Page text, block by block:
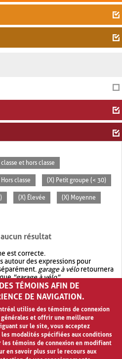
classe et hors classe
classe (X) Petit groupe (< 30)
(X) Élevée (X) Moyenne
résultat
est correcte.
autour des expressions pour
garage à véloretournera
"garage à vélo".
avec OR.garage OR vélo
résultat quegarage à vélo
TÉMOINS AFIN DE
DE NAVIGATION.
utilise des témoins de connexion
et offrir une meilleure
sur le site, vous acceptez
modalités spécifiées aux conditions
les témoins de connexion en modifiant
en savoir plus sur le recours aux